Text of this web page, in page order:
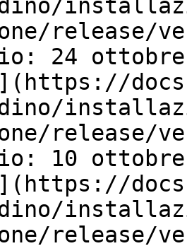
release/
24 ottobre
release/
10 ottobre
release/